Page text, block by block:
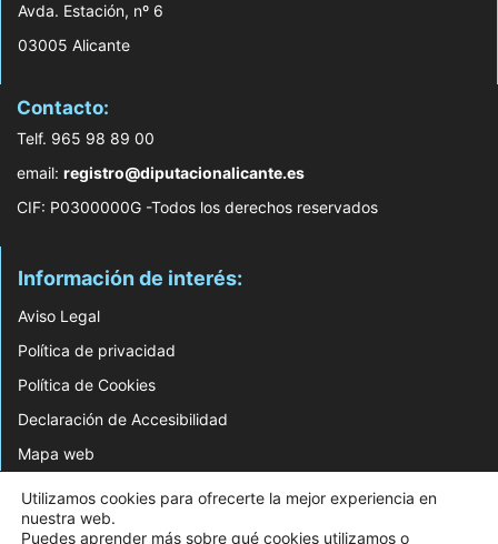
Avda. Estación, nº 6
03005 Alicante
Contacto:
Telf. 965 98 89 00
email: registro@diputacionalicante.es
CIF: P0300000G -Todos los derechos reservados
Información de interés:
Aviso Legal
Política de privacidad
Política de Cookies
Declaración de Accesibilidad
Mapa web
© 2026 Web Desarrollada por el Servicio de Informática de Diputación de
Utilizamos cookies para ofrecerte la mejor experiencia en
nuestra web.
Puedes aprender más sobre qué cookies utilizamos o